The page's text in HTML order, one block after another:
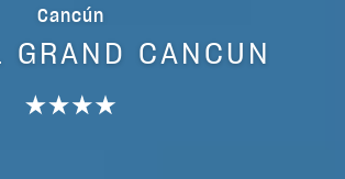
Cancún
GRAND CANCUN